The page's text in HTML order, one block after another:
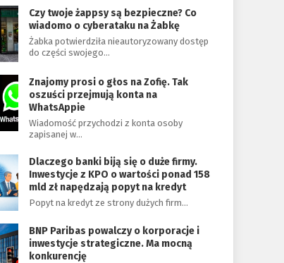
Czy twoje żappsy są bezpieczne? Co
wiadomo o cyberataku na Żabkę
Żabka potwierdziła nieautoryzowany dostęp
do części swojego…
Znajomy prosi o głos na Zofię. Tak
oszuści przejmują konta na
WhatsAppie
Wiadomość przychodzi z konta osoby
zapisanej w…
Dlaczego banki biją się o duże firmy.
Inwestycje z KPO o wartości ponad 158
mld zł napędzają popyt na kredyt
Popyt na kredyt ze strony dużych firm…
BNP Paribas powalczy o korporacje i
inwestycje strategiczne. Ma mocną
konkurencję